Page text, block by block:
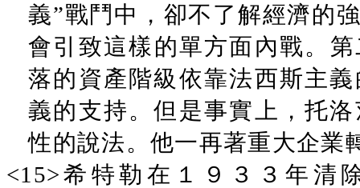
義”戰鬥中，卻不了解經濟的
會引致這樣的單方面內戰。
落的資產階級依靠法西斯主
義的支持。但是事實上，托
性的說法。他一再著重大企業
<15>希特勒在１９３３年清